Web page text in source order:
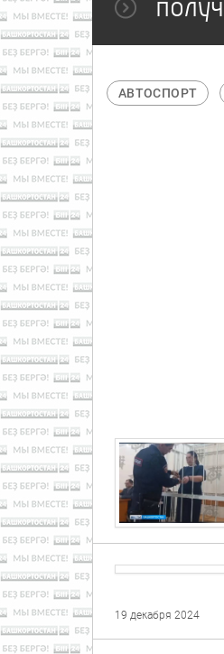
АВТОСПОРТ АНОНСЫ
19 декабря 2024